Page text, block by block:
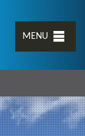
MENU